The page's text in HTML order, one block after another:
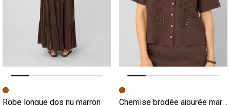
Image précédente
Image suivante
Robe longue dos nu marron
Image précédente
Image suivante
Chemise brodée ajourée marron